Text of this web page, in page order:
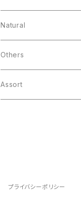
Natural
Others
Assort
プライバシーポリシー